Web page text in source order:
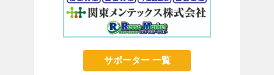
サポーター 一覧